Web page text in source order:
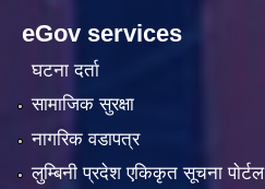
eGov services
घटना दर्ता
सामाजिक सुरक्षा
नागरिक वडापत्र
लुम्बिनी प्रदेश एकिकृत सूचना पाेर्टल